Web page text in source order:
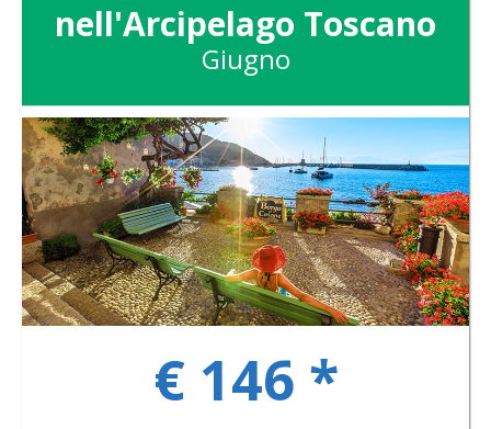
nell'Arcipelago Toscano
Giugno
€ 146 *